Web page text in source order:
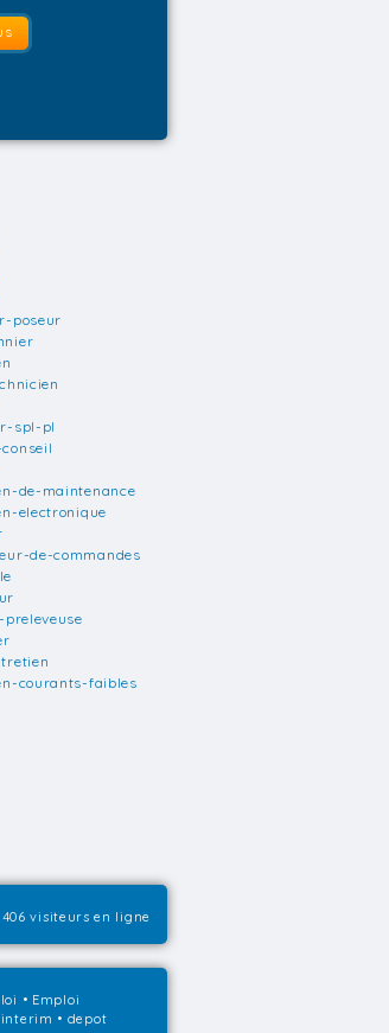
poseur
spl-pl
de-maintenance
electronique
de-commandes
courants-faibles
visiteurs en ligne
• Emploi
• depot